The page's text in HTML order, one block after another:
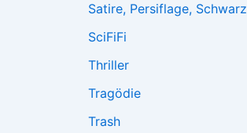
Satire, Persiflage, Schwarz
SciFiFi
Thriller
Tragödie
Trash